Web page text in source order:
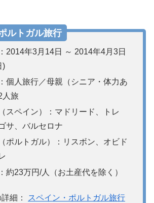
ルトガル旅行
2014年3月14日 ～ 2014年4月3日
)
個人旅行／母親（シニア・体力あ
人旅
スペイン）：マドリード、トレ
サ、バルセロナ
ポルトガル）：リスボン、オビド
約23万円/人（お土産代を除く）
細：
スペイン・ポルトガル旅行